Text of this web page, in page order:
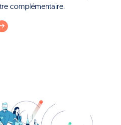
complémentaire.